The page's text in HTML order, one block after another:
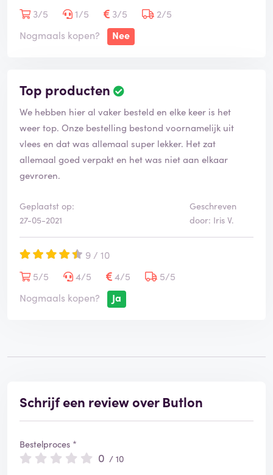
3/5 1/5 3/5
2/5
Nogmaals kopen?
Nee
Top producten
We hebben hier al vaker besteld en elke keer is het
weer top. Onze bestelling bestond voornamelijk uit
vlees en dat was allemaal super lekker. Het zat
allemaal goed verpakt en het was niet aan elkaar
gevroren.
Geplaatst op:
27-05-2021
Geschreven
door: Iris V.
9 / 10
5/5
4/5 4/5
5/5
Nogmaals kopen?
Ja
Schrijf een review over Butlon
Bestelproces *
0 / 10